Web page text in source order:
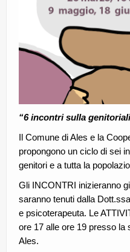
“6 incontri sulla
Il Comune di Ales e la
propongono un ciclo di sei
genitori e a tutta la
Gli INCONTRI inizieranno
saranno tenuti dalla
e psicoterapeuta. Le
ore 17 alle ore 19 presso la
Ales.